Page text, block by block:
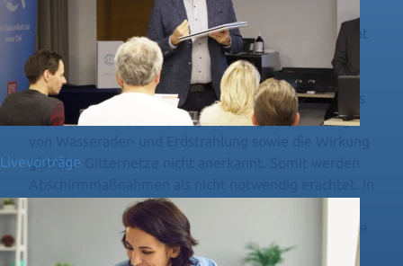
Livevorträge
Der Einsatz der Qi Quant-Produkte beinhaltet keine
Therapie im medizinischen Kontext und ersetzt nicht
die Konsultation eines Arztes oder Heilpraktikers
(BRD).
In der Schulwissenschaft sind sowohl die Existenz als
auch die krankmachende (geopathogene) Wirkung
globaler Gitternetze nicht anerkannt. Somit werden
den aktuellen wissenschaftlichen Standards gelten
auch Elektrosmog, insbesondere elektromagnetische
Felder, Handystrahlungen oder WLAN für den